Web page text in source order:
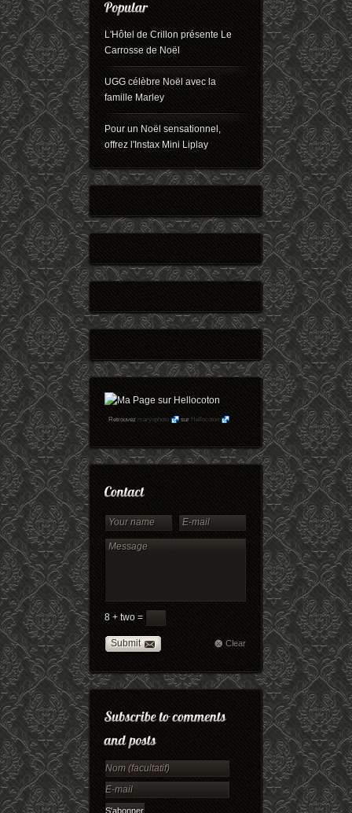
L'Hôtel de Crillon présente Le
Carrosse de Noël
UGG célèbre Noël avec la
famille Marley
Pour un Noël sensationnel,
offrez l'Instax Mini Liplay
Retrouvezmaryophoto surHellocoton
8 + two =
Submit Clear